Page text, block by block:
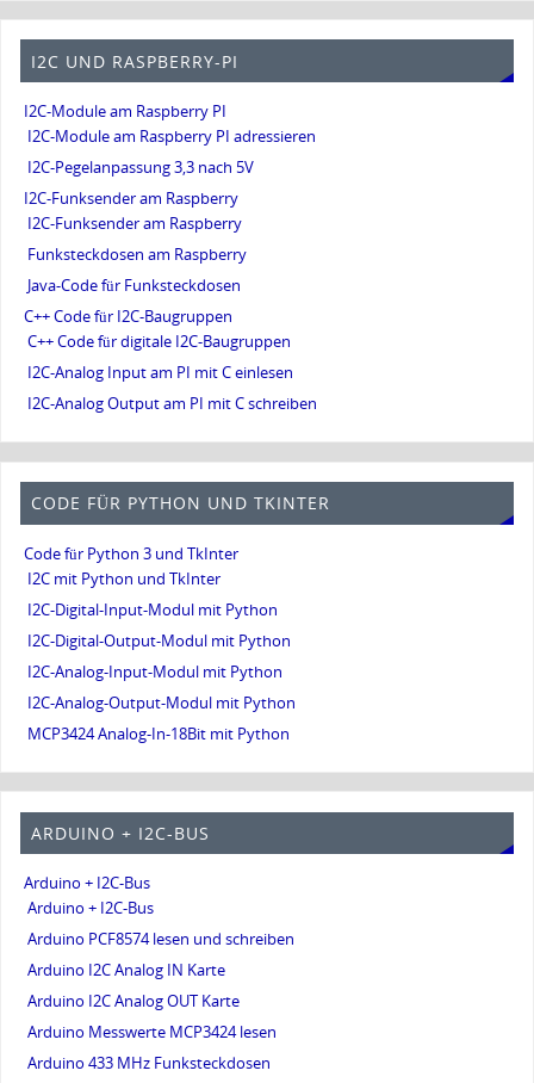
I2C UND RASPBERRY-PI
I2C-Module am Raspberry PI
I2C-Module am Raspberry PI adressieren
I2C-Pegelanpassung 3,3 nach 5V
I2C-Funksender am Raspberry
I2C-Funksender am Raspberry
Funksteckdosen am Raspberry
Java-Code für Funksteckdosen
C++ Code für I2C-Baugruppen
C++ Code für digitale I2C-Baugruppen
I2C-Analog Input am PI mit C einlesen
I2C-Analog Output am PI mit C schreiben
CODE FÜR PYTHON UND TKINTER
Code für Python 3 und TkInter
I2C mit Python und TkInter
I2C-Digital-Input-Modul mit Python
I2C-Digital-Output-Modul mit Python
I2C-Analog-Input-Modul mit Python
I2C-Analog-Output-Modul mit Python
MCP3424 Analog-In-18Bit mit Python
ARDUINO + I2C-BUS
Arduino + I2C-Bus
Arduino + I2C-Bus
Arduino PCF8574 lesen und schreiben
Arduino I2C Analog IN Karte
Arduino I2C Analog OUT Karte
Arduino Messwerte MCP3424 lesen
Arduino 433 MHz Funksteckdosen